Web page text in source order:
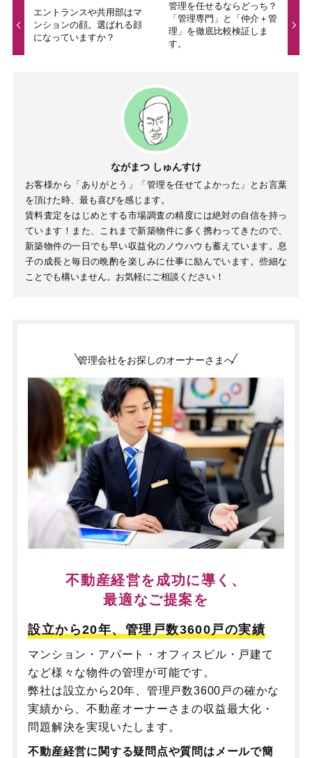
エントランスや共用部はマ
ンションの顔。選ばれる顔
になっていますか？
管理を任せるならどっち？
「管理専門」と「仲介＋管
理」を徹底比較検証しま
す。
ながまつ しゅんすけ
お客様から「ありがとう」「管理を任せてよかった」とお言葉
を頂けた時、最も喜びを感じます。
賃料査定をはじめとする市場調査の精度には絶対の自信を持っ
ています！また、これまで新築物件に多く携わってきたので、
新築物件の一日でも早い収益化のノウハウも蓄えています。息
子の成長と毎日の晩酌を楽しみに仕事に励んでいます。些細な
ことでも構いません。お気軽にご相談ください！
管理会社をお探しのオーナーさまへ
不動産経営を成功に導く、
最適なご提案を
設立から20年、管理戸数3600戸の実績
マンション・アパート・オフィスビル・戸建て
など様々な物件の管理が可能です。
弊社は設立から20年、管理戸数3600戸の確かな
実績から、不動産オーナーさまの収益最大化・
問題解決を実現いたします。
不動産経営に関する疑問点や質問はメールで簡